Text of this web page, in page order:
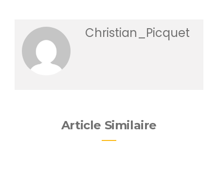
Christian_Picquet
Article Similaire